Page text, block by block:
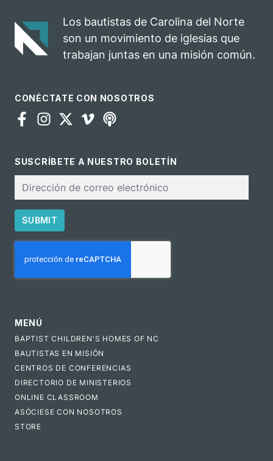
Los bautistas de Carolina del Norte
son un movimiento de iglesias que
trabajan juntas en una misión común.
CONÉCTATE CON NOSOTROS
SUSCRÍBETE A NUESTRO BOLETÍN
electrónico
SUBMIT
MENÚ
BAPTIST CHILDREN'S HOMES OF NC
BAUTISTAS EN MISIÓN
CENTROS DE CONFERENCIAS
DIRECTORIO DE MINISTERIOS
ONLINE CLASSROOM
ASÓCIESE CON NOSOTROS
STORE